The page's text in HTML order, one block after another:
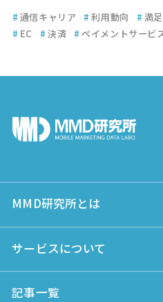
# 通信キャリア # 利用動向 # 満
# EC # 決済 # ペイメントサービ
MMD研究所とは
サービスについて
記事一覧